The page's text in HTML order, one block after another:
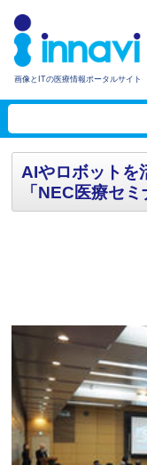
画像とITの医療情報ポータルサイト
AIやロボットを
「NEC医療セ